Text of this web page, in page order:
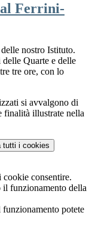
Ferrini-
nostro Istituto.
Quarte e delle
tre ore, con lo
si avvalgono di
finalità illustrate nella
tutti i cookies
cookie consentire.
il funzionamento della
funzionamento potete